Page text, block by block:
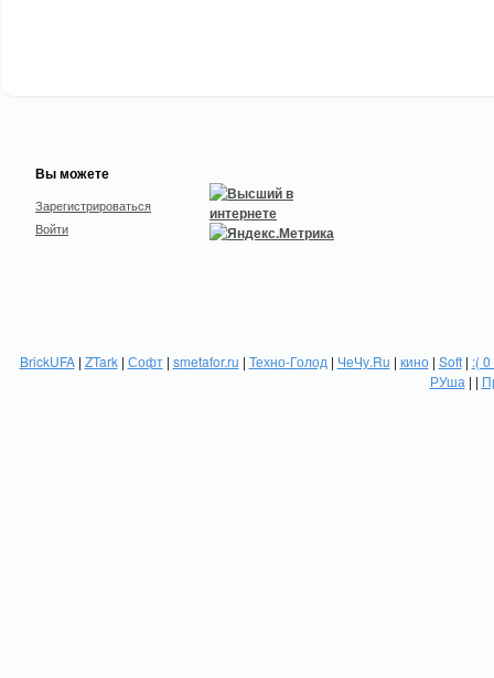
Вы можете
Зарегистрироваться
Войти
BrickUFA| ZTark| Софт| smetafor.ru | Техно-Голод | ЧеЧу.Ru | кино| Soft| :(
РУша | |